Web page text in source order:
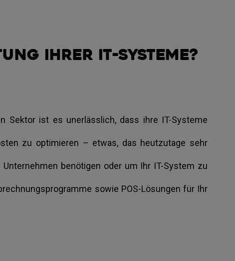
Ihrer IT-Systeme?
Sektor ist es unerlässlich, dass ihre IT-Systeme
zu optimieren – etwas, das heutzutage sehr
benötigen oder um Ihr IT-System zu
sowie POS-Lösungen für Ihr